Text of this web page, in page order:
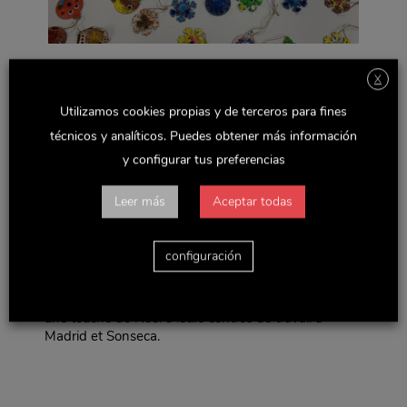
Un an de plus, delaviuda Confectionery Group, a
organisé un Atelier de Décoration pour enfants
destiné aux enfants des personnes qui composent
le Groupe dans le but de partager ensemble l’illusion
de ces dates de Noel.
L’activité a été réalisée dans les installations de
Sonseca, où plus de 30 petits artistes ont pu libérer
une touche de Noel à leurs centres de travail à
Madrid et Sonseca.
X
Utilizamos cookies propias y de terceros para fines
técnicos y analíticos. Puedes obtener más información
y configurar tus preferencias
Leer más Aceptar todas
configuración